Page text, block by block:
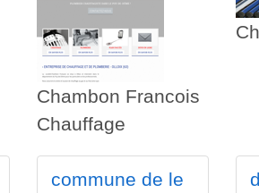
Chambon Francois
Chauffage
commune de le